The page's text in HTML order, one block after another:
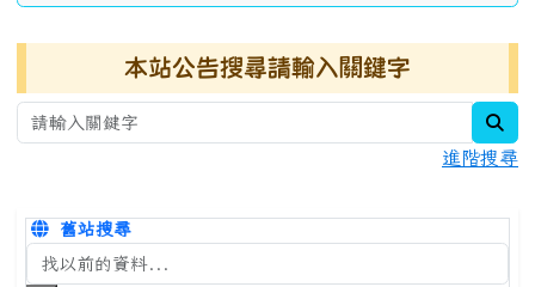
本站公告搜尋請輸入關鍵字
進階搜尋
舊站搜尋
搜尋台南市永康國小全球資訊網關鍵字